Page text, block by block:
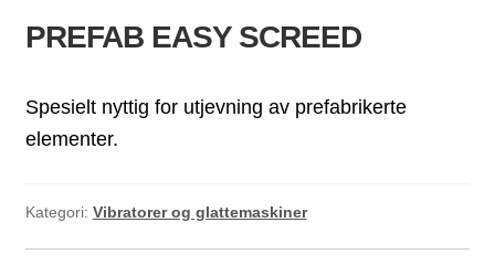
PREFAB EASY SCREED
Spesielt nyttig for utjevning av prefabrikerte
elementer.
Kategori: Vibratorer og glattemaskiner